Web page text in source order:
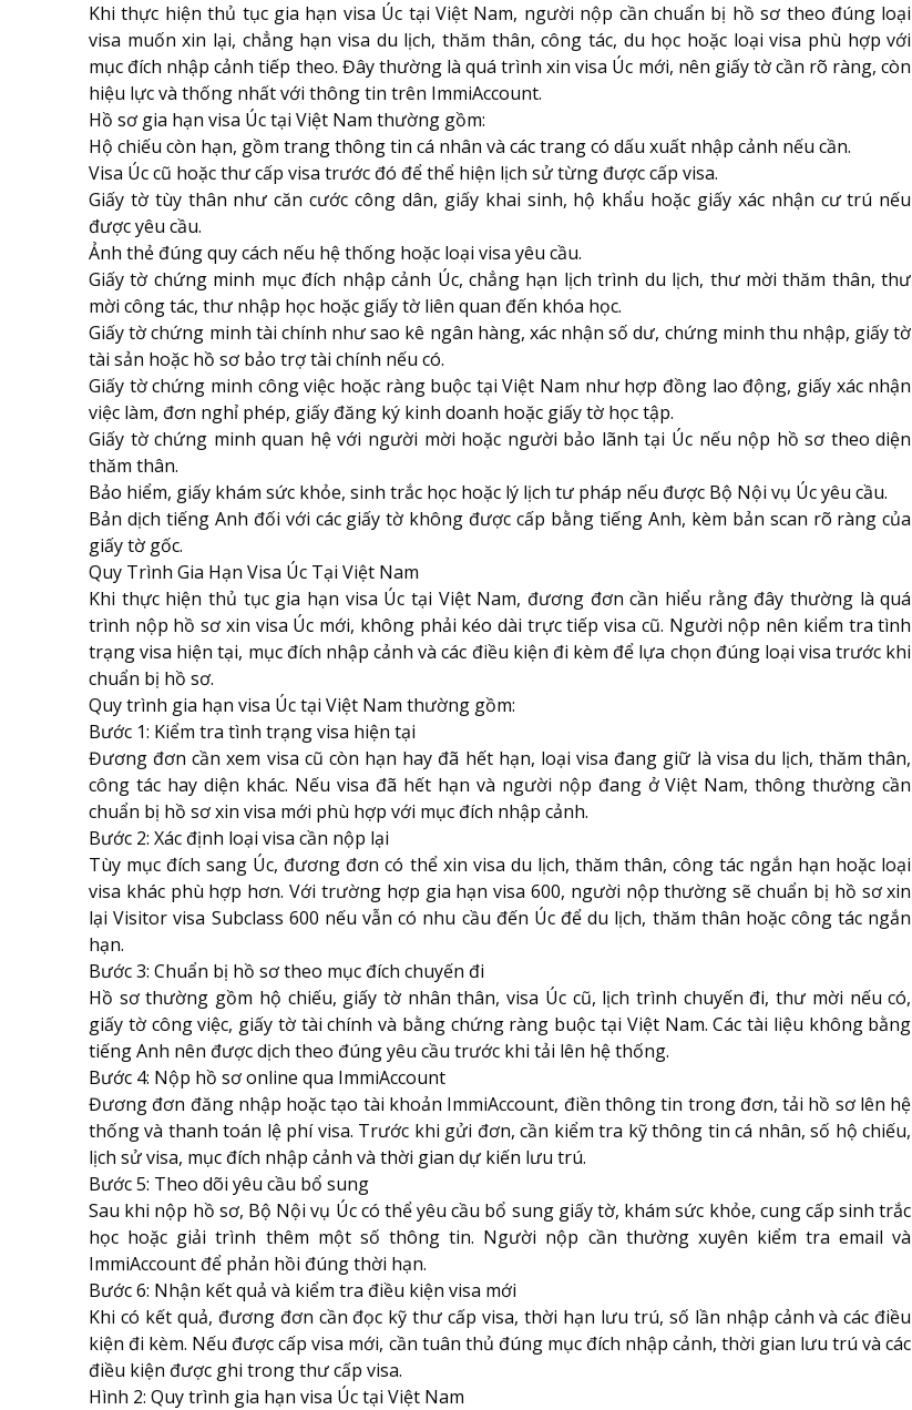
Khi thực hiện thủ tục gia hạn visa Úc tại Việt Nam, người nộp cần chuẩn bị hồ sơ theo đúng loại
visa muốn xin lại, chẳng hạn visa du lịch, thăm thân, công tác, du học hoặc loại visa phù hợp với
mục đích nhập cảnh tiếp theo. Đây thường là quá trình xin visa Úc mới, nên giấy tờ cần rõ ràng, còn
hiệu lực và thống nhất với thông tin trên ImmiAccount.
Hồ sơ gia hạn visa Úc tại Việt Nam thường gồm:
Hộ chiếu còn hạn, gồm trang thông tin cá nhân và các trang có dấu xuất nhập cảnh nếu cần.
Visa Úc cũ hoặc thư cấp visa trước đó để thể hiện lịch sử từng được cấp visa.
Giấy tờ tùy thân như căn cước công dân, giấy khai sinh, hộ khẩu hoặc giấy xác nhận cư trú nếu
được yêu cầu.
Ảnh thẻ đúng quy cách nếu hệ thống hoặc loại visa yêu cầu.
Giấy tờ chứng minh mục đích nhập cảnh Úc, chẳng hạn lịch trình du lịch, thư mời thăm thân, thư
mời công tác, thư nhập học hoặc giấy tờ liên quan đến khóa học.
Giấy tờ chứng minh tài chính như sao kê ngân hàng, xác nhận số dư, chứng minh thu nhập, giấy tờ
tài sản hoặc hồ sơ bảo trợ tài chính nếu có.
Giấy tờ chứng minh công việc hoặc ràng buộc tại Việt Nam như hợp đồng lao động, giấy xác nhận
việc làm, đơn nghỉ phép, giấy đăng ký kinh doanh hoặc giấy tờ học tập.
Giấy tờ chứng minh quan hệ với người mời hoặc người bảo lãnh tại Úc nếu nộp hồ sơ theo diện
thăm thân.
Bảo hiểm, giấy khám sức khỏe, sinh trắc học hoặc lý lịch tư pháp nếu được Bộ Nội vụ Úc yêu cầu.
Bản dịch tiếng Anh đối với các giấy tờ không được cấp bằng tiếng Anh, kèm bản scan rõ ràng của
giấy tờ gốc.
Quy Trình Gia Hạn Visa Úc Tại Việt Nam
Khi thực hiện thủ tục gia hạn visa Úc tại Việt Nam, đương đơn cần hiểu rằng đây thường là quá
trình nộp hồ sơ xin visa Úc mới, không phải kéo dài trực tiếp visa cũ. Người nộp nên kiểm tra tình
trạng visa hiện tại, mục đích nhập cảnh và các điều kiện đi kèm để lựa chọn đúng loại visa trước khi
chuẩn bị hồ sơ.
Quy trình gia hạn visa Úc tại Việt Nam thường gồm:
Bước 1: Kiểm tra tình trạng visa hiện tại
Đương đơn cần xem visa cũ còn hạn hay đã hết hạn, loại visa đang giữ là visa du lịch, thăm thân,
công tác hay diện khác. Nếu visa đã hết hạn và người nộp đang ở Việt Nam, thông thường cần
chuẩn bị hồ sơ xin visa mới phù hợp với mục đích nhập cảnh.
Bước 2: Xác định loại visa cần nộp lại
Tùy mục đích sang Úc, đương đơn có thể xin visa du lịch, thăm thân, công tác ngắn hạn hoặc loại
visa khác phù hợp hơn. Với trường hợp gia hạn visa 600, người nộp thường sẽ chuẩn bị hồ sơ xin
lại Visitor visa Subclass 600 nếu vẫn có nhu cầu đến Úc để du lịch, thăm thân hoặc công tác ngắn
hạn.
Bước 3: Chuẩn bị hồ sơ theo mục đích chuyến đi
Hồ sơ thường gồm hộ chiếu, giấy tờ nhân thân, visa Úc cũ, lịch trình chuyến đi, thư mời nếu có,
giấy tờ công việc, giấy tờ tài chính và bằng chứng ràng buộc tại Việt Nam. Các tài liệu không bằng
tiếng Anh nên được dịch theo đúng yêu cầu trước khi tải lên hệ thống.
Bước 4: Nộp hồ sơ online qua ImmiAccount
Đương đơn đăng nhập hoặc tạo tài khoản ImmiAccount, điền thông tin trong đơn, tải hồ sơ lên hệ
thống và thanh toán lệ phí visa. Trước khi gửi đơn, cần kiểm tra kỹ thông tin cá nhân, số hộ chiếu,
lịch sử visa, mục đích nhập cảnh và thời gian dự kiến lưu trú.
Bước 5: Theo dõi yêu cầu bổ sung
Sau khi nộp hồ sơ, Bộ Nội vụ Úc có thể yêu cầu bổ sung giấy tờ, khám sức khỏe, cung cấp sinh trắc
học hoặc giải trình thêm một số thông tin. Người nộp cần thường xuyên kiểm tra email và
ImmiAccount để phản hồi đúng thời hạn.
Bước 6: Nhận kết quả và kiểm tra điều kiện visa mới
Khi có kết quả, đương đơn cần đọc kỹ thư cấp visa, thời hạn lưu trú, số lần nhập cảnh và các điều
kiện đi kèm. Nếu được cấp visa mới, cần tuân thủ đúng mục đích nhập cảnh, thời gian lưu trú và các
điều kiện được ghi trong thư cấp visa.
Hình 2: Quy trình gia hạn visa Úc tại Việt Nam